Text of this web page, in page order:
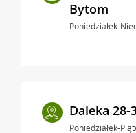
Bytom
Poniedziałek-
Daleka
Poniedziałek-